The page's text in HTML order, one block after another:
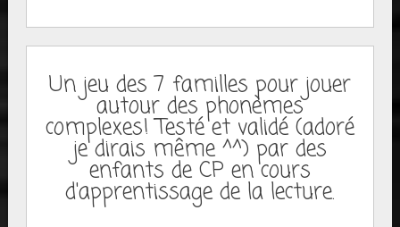
Un jeu des 7 familles pour jouer
autour des phonèmes
complexes! Testé et validé (adoré
je dirais même ^^) par des
enfants de CP en cours
d'apprentissage de la lecture.